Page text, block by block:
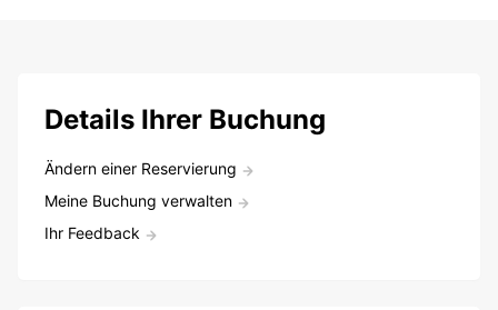
Details Ihrer Buchung
Ändern einer Reservierung
Meine Buchung verwalten
Ihr Feedback